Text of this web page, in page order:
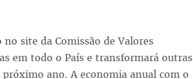
site da Comissão de Valores
em todo o País e transformará outras
ano. A economia anual com o